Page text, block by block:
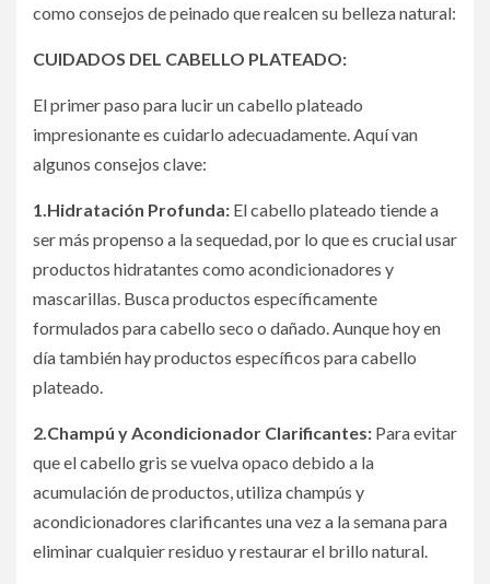
como consejos de peinado que realcen su belleza natural:
CUIDADOS DEL CABELLO PLATEADO:
El primer paso para lucir un cabello plateado
impresionante es cuidarlo adecuadamente. Aquí van
algunos consejos clave:
1.Hidratación Profunda: El cabello plateado tiende a
ser más propenso a la sequedad, por lo que es crucial usar
productos hidratantes como acondicionadores y
mascarillas. Busca productos específicamente
formulados para cabello seco o dañado. Aunque hoy en
día también hay productos específicos para cabello
plateado.
2.Champú y Acondicionador Clarificantes: Para evitar
que el cabello gris se vuelva opaco debido a la
acumulación de productos, utiliza champús y
acondicionadores clarificantes una vez a la semana para
eliminar cualquier residuo y restaurar el brillo natural.